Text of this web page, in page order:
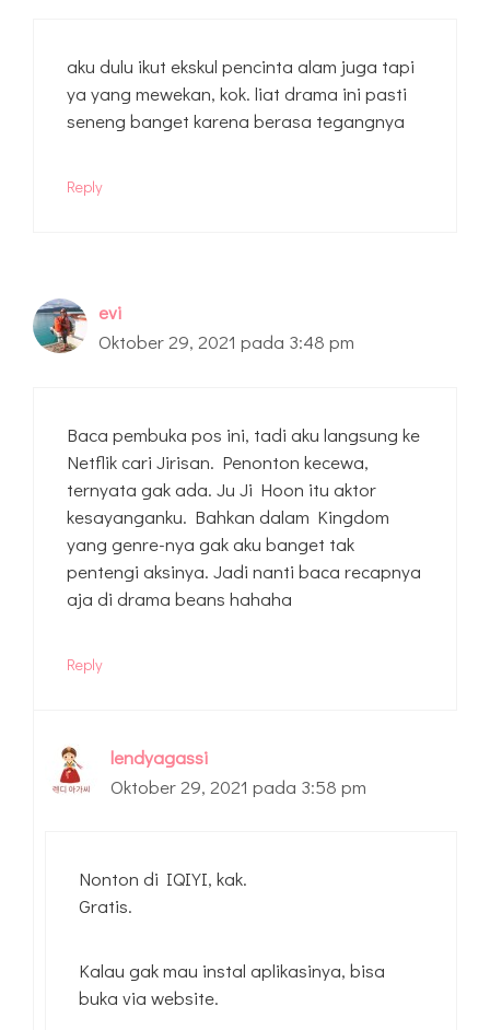
aku dulu ikut ekskul pencinta alam juga tapi
ya yang mewekan, kok. liat drama ini pasti
seneng banget karena berasa tegangnya
Reply
evi
Oktober 29, 2021 pada 3:48 pm
Baca pembuka pos ini, tadi aku langsung ke
Netflik cari Jirisan. Penonton kecewa,
ternyata gak ada. Ju Ji Hoon itu aktor
kesayanganku. Bahkan dalam Kingdom
yang genre-nya gak aku banget tak
pentengi aksinya. Jadi nanti baca recapnya
aja di drama beans hahaha
Reply
lendyagassi
Oktober 29, 2021 pada 3:58 pm
Nonton di IQIYI, kak.
Gratis.
Kalau gak mau instal aplikasinya, bisa
buka via website.